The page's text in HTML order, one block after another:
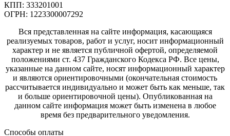
КПП: 333201001
ОГРН: 1223300007292
Вся представленная на сайте информация, касающаяся
реализуемых товаров, работ и услуг, носит информационный
характер и не является публичной офертой, определяемой
положениями ст. 437 Гражданского Кодекса РФ. Все цены,
указанные на данном сайте, носят информационный характер
и являются ориентировочными (окончательная стоимость
рассчитывается индивидуально и может быть как меньше, так
и больше ориентировочной цены). Опубликованная на
данном сайте информация может быть изменена в любое
время без предварительного уведомления.
Способы оплаты